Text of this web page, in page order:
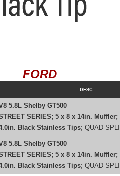
FORD
DESC.
5.8L Shelby GT500
SERIES; 5 x 8 x 14in.
Black Stainless Tips; QUAD
5.8L Shelby GT500
SERIES; 5 x 8 x 14in.
Black Stainless Tips; QUAD